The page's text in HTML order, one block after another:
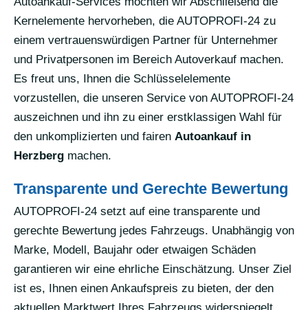
Kernelemente hervorheben, die AUTOPROFI-24 zu
einem vertrauenswürdigen Partner für Unternehmer
und Privatpersonen im Bereich Autoverkauf machen.
Es freut uns, Ihnen die Schlüsselelemente
vorzustellen, die unseren Service von AUTOPROFI-24
auszeichnen und ihn zu einer erstklassigen Wahl für
den unkomplizierten und fairen Autoankauf in
Herzberg machen.
Transparente und Gerechte Bewertung
AUTOPROFI-24 setzt auf eine transparente und
gerechte Bewertung jedes Fahrzeugs. Unabhängig von
Marke, Modell, Baujahr oder etwaigen Schäden
garantieren wir eine ehrliche Einschätzung. Unser Ziel
ist es, Ihnen einen Ankaufspreis zu bieten, der den